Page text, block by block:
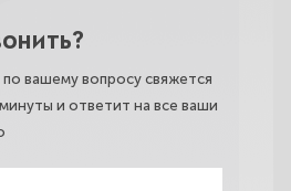
вашему вопросу свяжется
и ответит на все ваши